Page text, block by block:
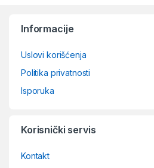
Informacije
Uslovi korišćenja
Politika privatnosti
Isporuka
Korisnički servis
Kontakt